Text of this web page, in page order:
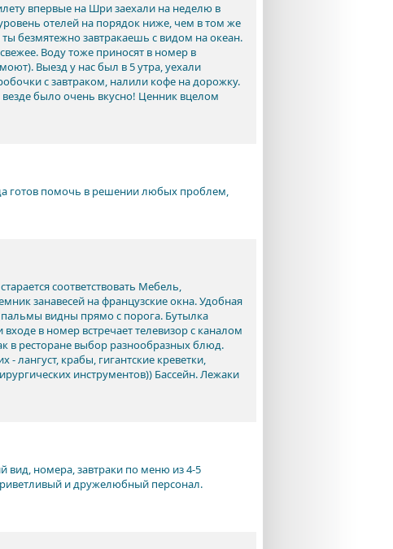
впервые на Шри заехали на неделю в
отелей на порядок ниже, чем в том же
безмятежно завтракаешь с видом на океан.
Воду тоже приносят в номер в
Выезд у нас был в 5 утра, уехали
с завтраком, налили кофе на дорожку.
везде было очень вкусно! Ценник вцелом
готов помочь в решении любых проблем,
соответствовать Мебель,
занавесей на французские окна. Удобная
пальмы видны прямо с порога. Бутылка
в номер встречает телевизор с каналом
в ресторане выбор разнообразных блюд.
лангуст, крабы, гигантские креветки,
инструментов)) Бассейн. Лежаки
вид, номера, завтраки по меню из 4-5
и дружелюбный персонал.